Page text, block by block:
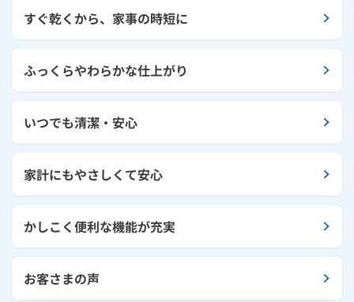
すぐ乾くから、家事の時短に
ふっくらやわらかな仕上がり
いつでも清潔・安心
家計にもやさしくて安心
かしこく便利な機能が充実
お客さまの声